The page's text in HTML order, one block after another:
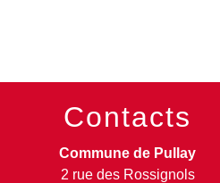
Contacts
Commune de Pullay
2 rue des Rossignols